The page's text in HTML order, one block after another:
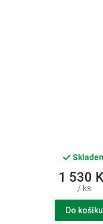
1 530
/ ks
Do košíku